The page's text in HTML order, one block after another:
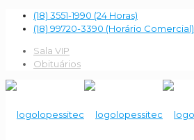
(18) 3551-1990 (24 Horas)
(18) 99720-3390 (Horário Comercial)
Sala VIP
Obituários